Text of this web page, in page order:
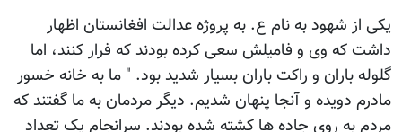
یکی از شهود به نام ع. به پروژه عدالت افغانستان اظهار
داشت که وی و فامیلش سعی کرده بودند که فرار کنند، اما
گلوله باران و راکت باران بسیار شدید بود. " ما به خانه خسور
مادرم دویده و آنجا پنهان شدیم. دیگر مردمان به ما گفتند که
مردم به روی جاده ها کشته شده بودند. سرانجام یک تعداد